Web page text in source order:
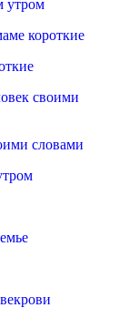
утром
словами